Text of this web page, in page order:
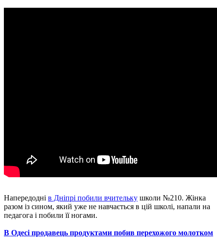
Напередодні в Дніпрі побили вчительку школи №210. Жінка
разом із сином, який уже не навчається в цій школі, напали на
педагога і побили її ногами.
В Одесі продавець продуктами побив перехожого молотком